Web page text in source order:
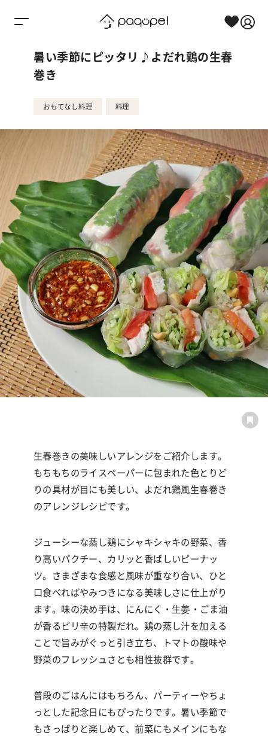
暑い季節にピッタリ♪よだれ鶏の生春
巻き
おもてなし料理 料理
生春巻きの美味しいアレンジをご紹介します。
もちもちのライスペーパーに包まれた色とりど
りの具材が目にも美しい、よだれ鶏風生春巻き
のアレンジレシピです。
ジューシーな蒸し鶏にシャキシャキの野菜、香
り高いパクチー、カリッと香ばしいピーナッ
ツ。
さまざまな食感と風味が重なり合い、ひと
口食べればやみつきになる美味しさに仕上がり
ます。 味の決め手は、にんにく・生姜・ごま油
が香るピリ辛の特製だれ。 鶏の蒸し汁を加える
ことで旨みがぐっと引き立ち、トマトの酸味や
野菜のフレッシュさとも相性抜群です。
普段のごはんにはもちろん、パーティーやちょ
っとした記念日にもぴったりです。暑い季節で
もさっぱりと楽しめて、前菜にもメインにもな